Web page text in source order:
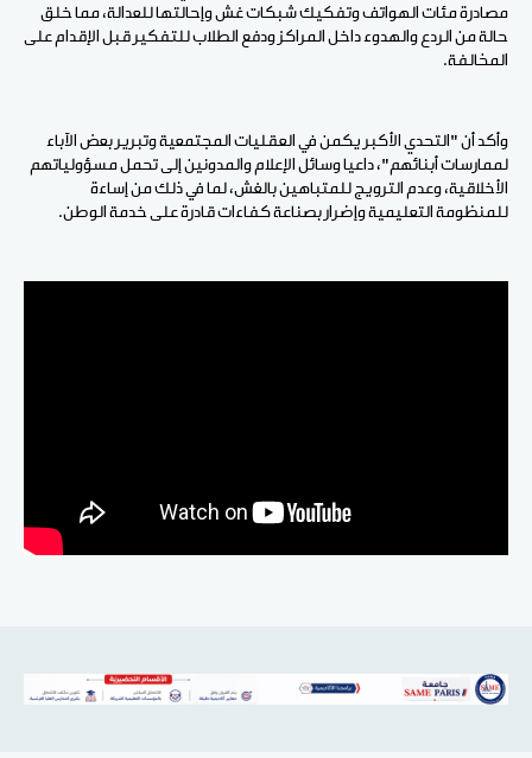
مصادرة مئات الهواتف وتفكيك شبكات غش وإحالتها للعدالة، مما خلق
حالة من الردع والهدوء داخل المراكز ودفع الطلاب للتفكير قبل الإقدام على
المخالفة.
وأكد أن "التحدي الأكبر يكمن في العقليات المجتمعية وتبرير بعض الآباء
لممارسات أبنائهم"، داعيا وسائل الإعلام والمدونين إلى تحمل مسؤولياتهم
الأخلاقية، وعدم الترويج للمتباهين بالغش، لما في ذلك من إساءة
للمنظومة التعليمية وإضرار بصناعة كفاءات قادرة على خدمة الوطن.